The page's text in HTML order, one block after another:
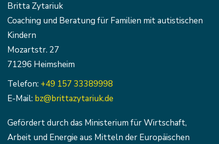
Britta Zytariuk
Coaching und Beratung für Familien mit autistischen
Kindern
Mozartstr. 27
71296 Heimsheim
Telefon: +49 157 33389998
E-Mail: bz@brittazytariuk.de
Gefördert durch das Ministerium für Wirtschaft,
Arbeit und Energie aus Mitteln der Europäischen